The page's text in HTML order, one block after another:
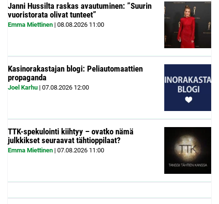
Janni Hussilta raskas avautuminen: ”Suurin
vuoristorata olivat tunteet”
Emma Miettinen | 08.08.2026 11:00
Kasinorakastajan blogi: Peliautomaattien
propaganda
Joel Karhu | 07.08.2026 12:00
TTK-spekulointi kiihtyy – ovatko nämä
julkkikset seuraavat tähtioppilaat?
Emma Miettinen | 07.08.2026 11:00